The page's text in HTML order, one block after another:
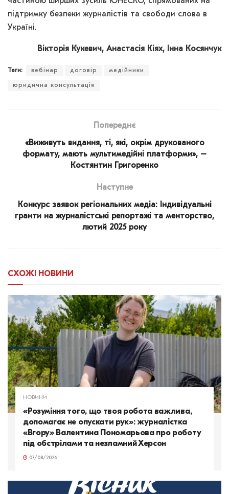
підтримку безпеки журналістів та свободи слова в
Україні.
Вікторія Кукевич, Анастасія Кіях, Інна Косянчук
Теги: вебінар договір медійники
юридична консультація
Попереднє
«Виживуть видання, ті, які, окрім друкованого
формату, мають мультимедійні платформи», –
Костянтин Григоренко
Наступне
Конкурс заявок регіональних медіа: Індивідуальні
гранти на журналістські репортажі та менторство,
лютий 2025 року
СХОЖІ НОВИНИ
НОВИНИ
«Розуміння того, що твоя робота важлива,
допомагає не опускати рук»: журналістка
«Вгору» Валентина Пономарьова про роботу
під обстрілами та незламний Херсон
07/08/2026